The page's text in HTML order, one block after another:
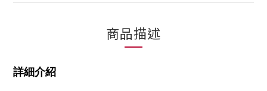
商品描述
詳細介紹